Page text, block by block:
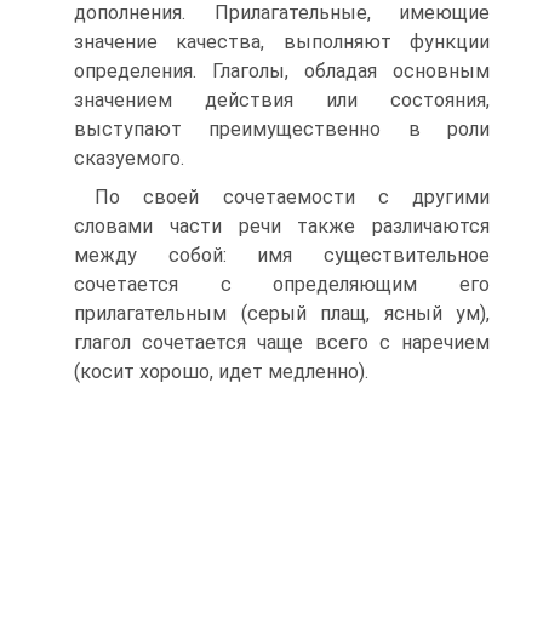
дополнения. Прилагательные, имеющие
значение качества, выполняют функции
определения. Глаголы, обладая основным
значением действия или состояния,
выступают преимущественно в роли
сказуемого.
По своей сочетаемости с другими
словами части речи также различаются
между собой: имя существительное
сочетается с определяющим его
прилагательным (серый плащ, ясный ум),
глагол сочетается чаще всего с наречием
(косит хорошо, идет медленно).